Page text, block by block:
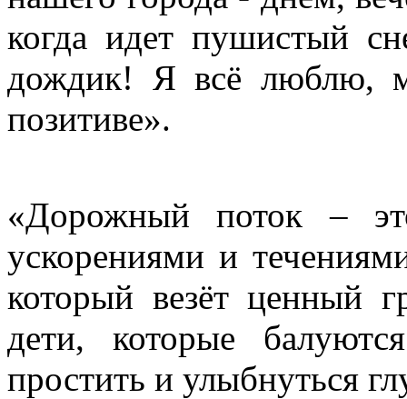
когда идет пушистый
дождик! Я всё люблю,
позитиве».
«Дорожный поток –
ускорениями и
который везёт ценный
дети, которые
простить и улыбнуться